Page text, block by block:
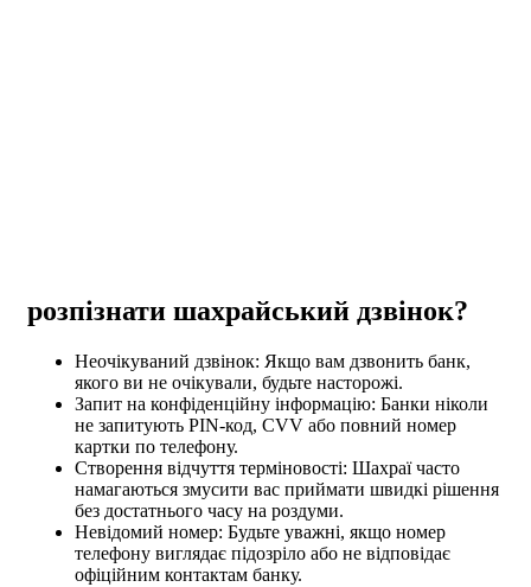
розпізнати шахрайський дзвінок?
Неочікуваний дзвінок: Якщо вам дзвонить банк,
якого ви не очікували, будьте насторожі.
Запит на конфіденційну інформацію: Банки ніколи
не запитують PIN-код, CVV або повний номер
картки по телефону.
Створення відчуття терміновості: Шахраї часто
намагаються змусити вас приймати швидкі рішення
без достатнього часу на роздуми.
Невідомий номер: Будьте уважні, якщо номер
телефону виглядає підозріло або не відповідає
офіційним контактам банку.